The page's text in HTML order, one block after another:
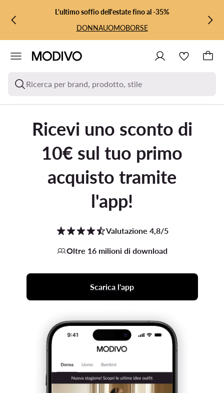
VAI AL CONTENUTO PRINCIPALE
VAI ALLA RICERCAL'ultimo soffio dell'estate fino al -35%
DONNAUOMOBORSE
Ricerca per brand, prodotto, stile
Ricevi uno sconto di
10€ sul tuo primo
acquisto tramite
l'app!
Valutazione 4,8/5
Oltre 16 milioni di download
Scarica l'app